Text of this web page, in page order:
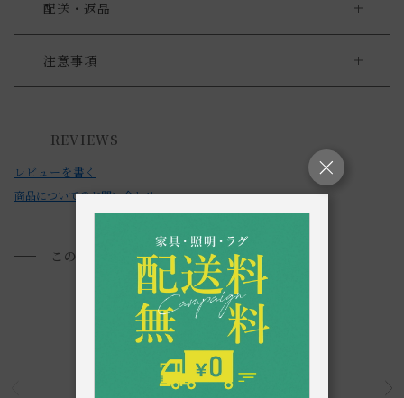
配送・返品
送料について
小型商品は、11,000円(税込)以上のお買い上げで
注意事項
めご了承下さい。
・お使いのPC画面等や光の環境によっては、掲載の画像と実
際の商品とで色の見え方が異なることもございます。ご了承
REVIEWS
レビューを書く
商品についてのお問い合わせ
このアイテムを見た方におすすめ